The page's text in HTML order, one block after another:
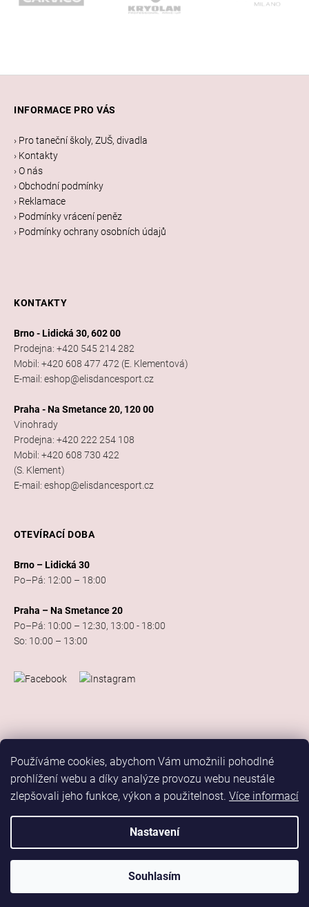
Používáme cookies, abychom Vám umožnili pohodlné
prohlížení webu a díky analýze provozu webu neustále
zlepšovali jeho funkce, výkon a použitelnost. Více informací
Nastavení
Souhlasím
INFORMACE PRO VÁS
› Pro taneční školy, ZUŠ, divadla
› Kontakty
› O nás
› Obchodní podmínky
› Reklamace
› Podmínky vrácení peněz
› Podmínky ochrany osobních údajů
KONTAKTY
Brno - Lidická 30, 602 00
Prodejna: +420 545 214 282
Mobil: +420 608 477 472 (E. Klementová)
E-mail: eshop@elisdancesport.cz
Praha - Na Smetance 20, 120 00
Vinohrady
Prodejna: +420 222 254 108
Mobil: +420 608 730 422
(S. Klement)
E-mail: eshop@elisdancesport.cz
OTEVÍRACÍ DOBA
Brno – Lidická 30
Po–Pá: 12:00 – 18:00
Praha – Na Smetance 20
Po–Pá: 10:00 – 12:30, 13:00 - 18:00
So: 10:00 – 13:00
Vytvořil Shoptet
Elis Dance Sport. Všechna práva vyhrazena.
Upravit nastavení cookiesMarketing